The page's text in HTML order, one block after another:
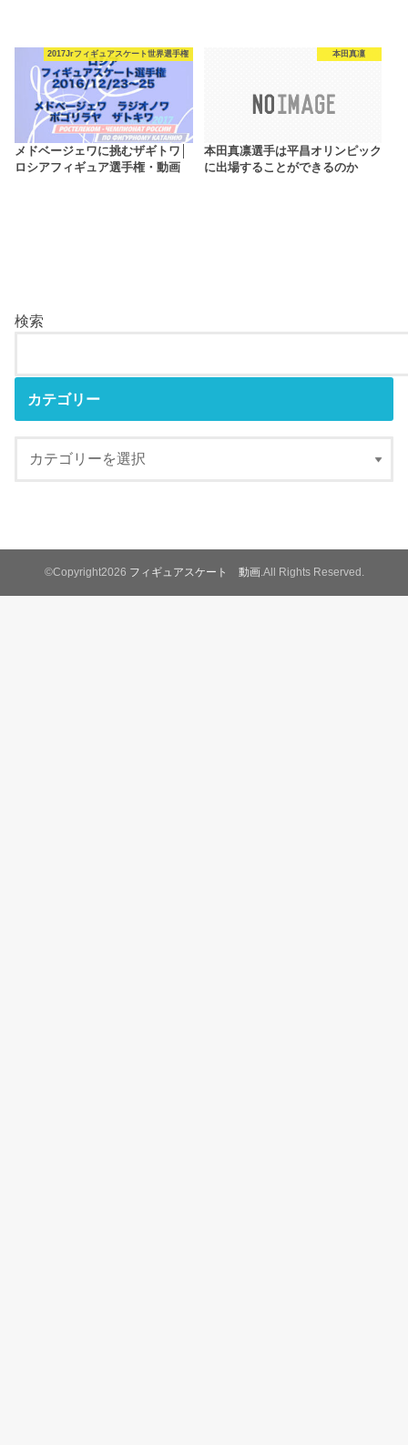
2017Jrフィギュアスケート世界選手権
メドベージェワに挑むザギトワ│
ロシアフィギュア選手権・動画
本田真凜
本田真凛選手は平昌オリンピック
に出場することができるのか
検索
カテゴリー
©Copyright2026 フィギュアスケート 動画.All Rights Reserved.